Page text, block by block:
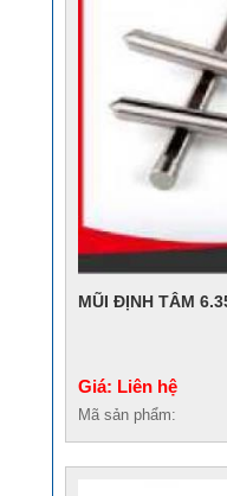
MŨI ĐỊNH TÂM
Giá: Liên hệ
Mã sản phẩm: